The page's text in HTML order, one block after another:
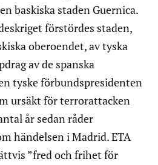
baskiska staden Guernica.
förstördes staden,
oberoendet, av tyska
av de spanska
tyske förbundspresidenten
ursäkt för terrorattacken
år sedan råder
händelsen i Madrid. ETA
”fred och frihet för